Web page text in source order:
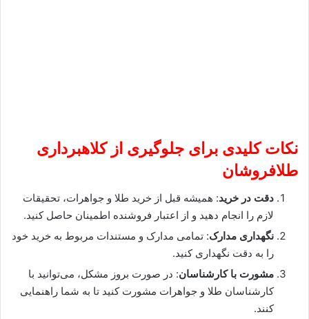
نکات کلیدی برای جلوگیری از کلاهبرداری
طلافروشان
دقت در خرید: همیشه قبل از خرید طلا و جواهرات، تحقیقات
لازم را انجام دهید و از اعتبار فروشنده اطمینان حاصل کنید.
نگهداری مدارک: تمامی مدارک و مستندات مربوط به خرید خود
را به دقت نگهداری کنید.
مشورت با کارشناسان: در صورت بروز مشکل، می‌توانید با
کارشناسان طلا و جواهرات مشورت کنید تا به شما راهنمایی
کنند.